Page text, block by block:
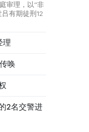
审理，以“非
有期徒刑12
理
唤
2名交警进